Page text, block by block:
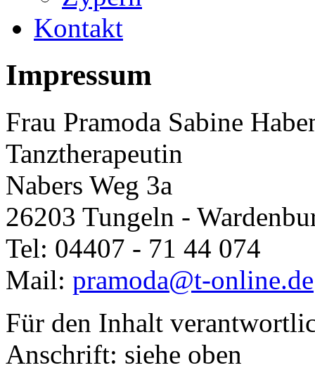
Kontakt
Impressum
Frau Pramoda Sabine
Tanztherapeutin
Nabers Weg 3a
26203 Tungeln -
Tel: 04407 - 71 44 074
Mail: pramoda@t-online.de
Für den Inhalt
Anschrift: siehe oben